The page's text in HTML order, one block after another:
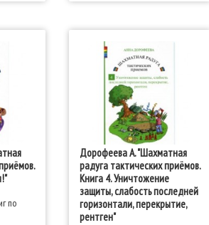
по
Дорофеева А. "Шахматная
радуга тактических приёмов.
Книга 4. Уничтожение
защиты, слабость последней
горизонтали, перекрытие,
рентген"